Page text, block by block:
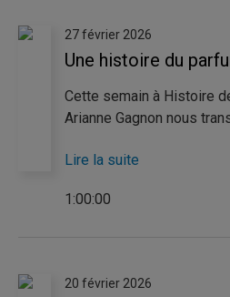
27 février 2026
Une histoire du
Cette semain à Histoire
Arianne Gagnon nous
s'élevaient dans la fumée
parfum, tandis que
vie de Boris Pasternak,
Lire la suite
1:00:00
20 février 2026